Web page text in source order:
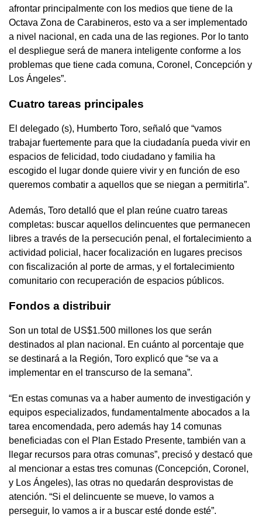
afrontar principalmente con los medios que tiene de la
Octava Zona de Carabineros, esto va a ser implementado
a nivel nacional, en cada una de las regiones. Por lo tanto
el despliegue será de manera inteligente conforme a los
problemas que tiene cada comuna, Coronel, Concepción y
Los Ángeles”.
Cuatro tareas principales
El delegado (s), Humberto Toro, señaló que “vamos
trabajar fuertemente para que la ciudadanía pueda vivir en
espacios de felicidad, todo ciudadano y familia ha
escogido el lugar donde quiere vivir y en función de eso
queremos combatir a aquellos que se niegan a permitirla”.
Además, Toro detalló que el plan reúne cuatro tareas
completas: buscar aquellos delincuentes que permanecen
libres a través de la persecución penal, el fortalecimiento a
actividad policial, hacer focalización en lugares precisos
con fiscalización al porte de armas, y el fortalecimiento
comunitario con recuperación de espacios públicos.
Fondos a distribuir
Son un total de US$1.500 millones los que serán
destinados al plan nacional. En cuánto al porcentaje que
se destinará a la Región, Toro explicó que “se va a
implementar en el transcurso de la semana”.
“En estas comunas va a haber aumento de investigación y
equipos especializados, fundamentalmente abocados a la
tarea encomendada, pero además hay 14 comunas
beneficiadas con el Plan Estado Presente, también van a
llegar recursos para otras comunas”, precisó y destacó que
al mencionar a estas tres comunas (Concepción, Coronel,
y Los Ángeles), las otras no quedarán desprovistas de
atención. “Si el delincuente se mueve, lo vamos a
perseguir, lo vamos a ir a buscar esté donde esté”.